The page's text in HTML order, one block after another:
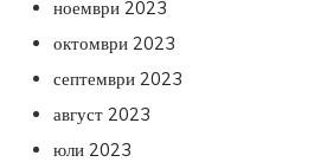
ноември 2023
октомври 2023
септември 2023
август 2023
юли 2023